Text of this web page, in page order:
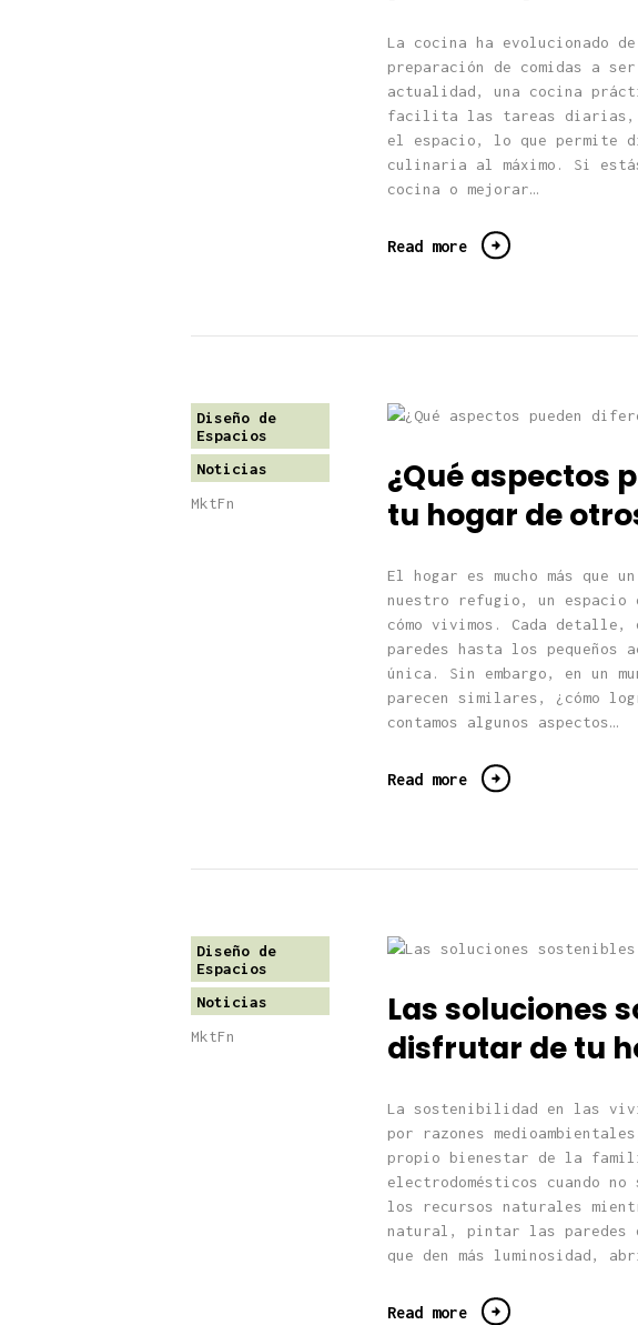
La cocina ha evolucionado
preparación de comidas a
actualidad, una cocina
facilita las tareas diarias,
el espacio, lo que permite
culinaria al máximo. Si
cocina o mejorar…
Read more
Diseño de
Espacios
Noticias
MktFn
¿Qué aspectos
tu hogar de
El hogar es mucho más que
nuestro refugio, un espacio
cómo vivimos. Cada
paredes hasta los
única. Sin embargo, en un
parecen similares, ¿cómo
contamos algunos aspectos…
Read more
Diseño de
Espacios
Noticias
MktFn
Las soluciones
disfrutar de tu
La sostenibilidad en las
por razones
propio bienestar de la
electrodomésticos cuando
los recursos naturales
natural, pintar las paredes
que den más luminosidad,
Read more